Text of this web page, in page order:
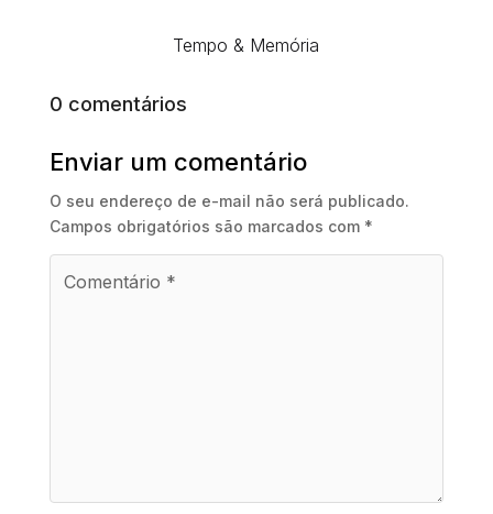
Tempo & Memória
0 comentários
Enviar um comentário
O seu endereço de e-mail não será publicado.
Campos obrigatórios são marcados com *